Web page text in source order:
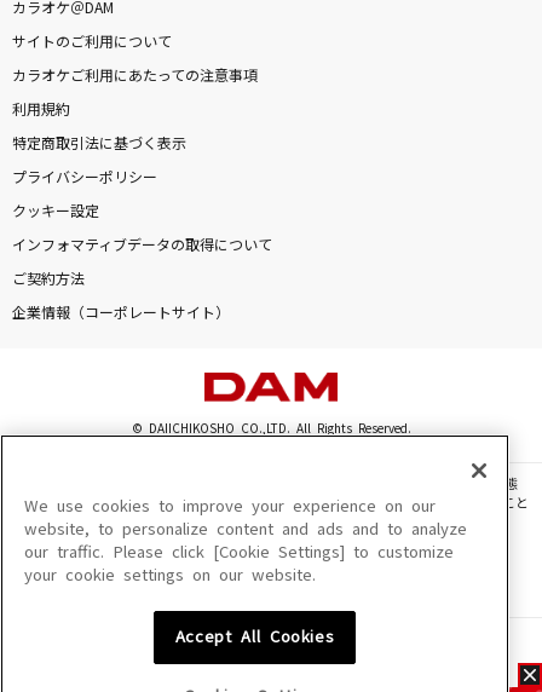
カラオケ＠DAM
サイトのご利用について
カラオケご利用にあたっての注意事項
利用規約
特定商取引法に基づく表示
プライバシーポリシー
クッキー設定
インフォマティブデータの取得について
ご契約方法
企業情報（コーポレートサイト）
© DAIICHIKOSHO CO.,LTD. All Rights Reserved.
このサイトに掲載されている一切の文章・画像・写真・動画・音声等を、手段や形態
を問わず、著作権法の定める範囲を超えて無断で複製、転載、ファイル化などすること
を禁じます。
楽曲及びコンテンツは、機種によりご利用いただけない場合があります。
楽曲及びコンテンツの配信日、配信内容が変更になる場合があります。
We use cookies to improve your experience on our
website, to personalize content and ads and to analyze
our traffic. Please click [Cookie Settings] to customize
your cookie settings on our website.
Accept All Cookies